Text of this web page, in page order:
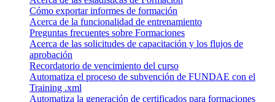
Cómo exportar informes de formación
Acerca de la funcionalidad de entrenamiento
Preguntas frecuentes sobre Formaciones
Acerca de las solicitudes de capacitación y los flujos de
aprobación
Recordatorio de vencimiento del curso
Automatiza el proceso de subvención de FUNDAE con el
Training .xml
Automatiza la generación de certificados para formaciones